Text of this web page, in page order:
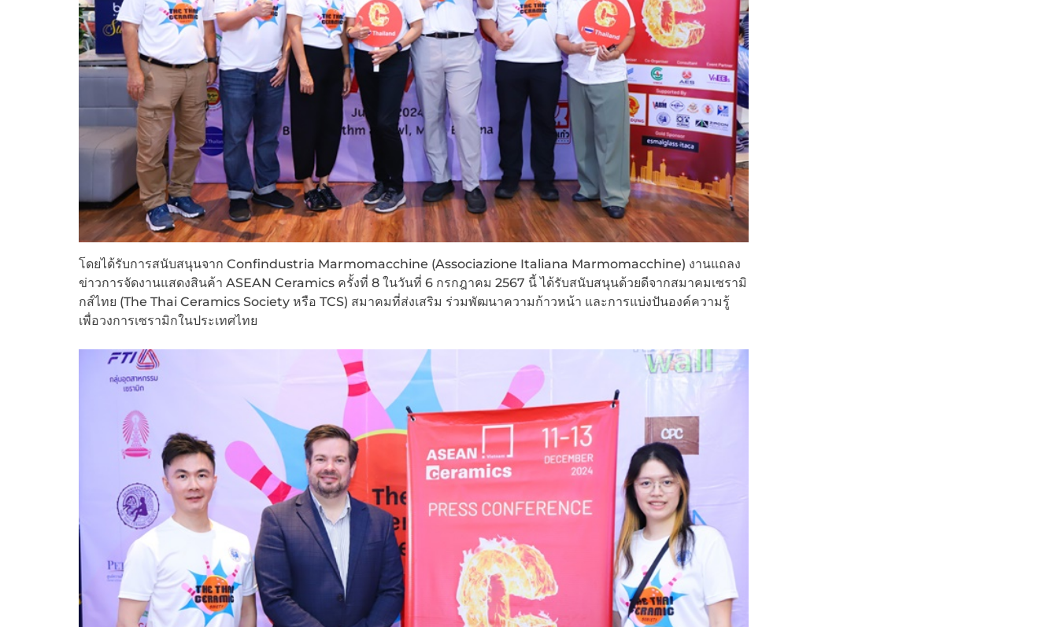
โดยได้รับการสนับสนุนจาก Confindustria Marmomacchine (Associazione Italiana Marmomacchine) งานแถลง
ข่าวการจัดงานแสดงสินค้า ASEAN Ceramics ครั้งที่ 8 ในวันที่ 6 กรกฎาคม 2567 นี้ ได้รับสนับสนุนด้วยดีจากสมาคมเซรามิ
กส์ไทย (The Thai Ceramics Society หรือ TCS) สมาคมที่ส่งเสริม ร่วมพัฒนาความก้าวหน้า และการแบ่งปันองค์ความรู้
เพื่อวงการเซรามิกในประเทศไทย